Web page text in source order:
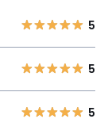
5
5
5